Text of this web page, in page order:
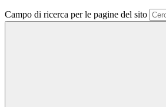
Campo di ricerca per le pagine del sito